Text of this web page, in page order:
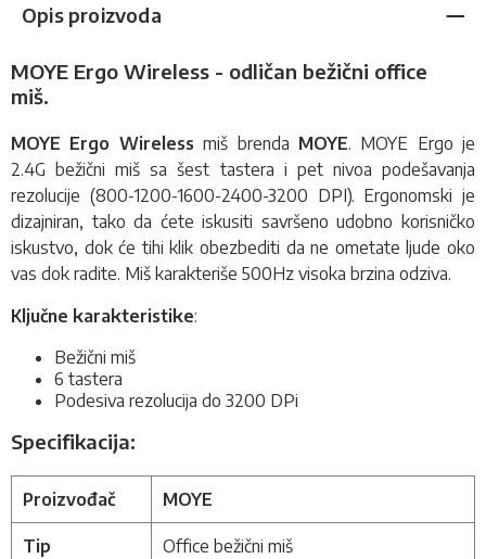
Opis proizvoda
MOYE Ergo Wireless - odličan bežični office
miš.
MOYE Ergo Wirelessmiš brenda MOYE. MOYE Ergo je
2.4G bežični miš sa šest tastera i pet nivoa podešavanja
rezolucije (800-1200-1600-2400-3200 DPI). Ergonomski je
dizajniran, tako da ćete iskusiti savršeno udobno korisničko
iskustvo, dok će tihi klik obezbediti da ne ometate ljude oko
vas dok radite. Miš karakteriše 500Hz visoka brzina odziva.
Ključne karakteristike:
Bežični miš
6 tastera
Podesiva rezolucija do 3200 DPi
Specifikacija:
Proizvođač MOYE
Tip Office bežični miš